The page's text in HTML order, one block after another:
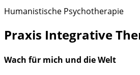
Humanistische Psychotherapie
Praxis Integrative
Wach für mich und die Welt